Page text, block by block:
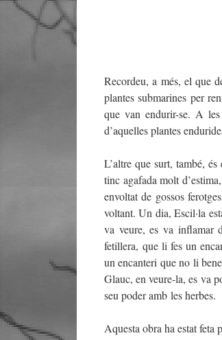
Recordeu, a més, el que
plantes submarines per
que van endurir-se. A
d’aquelles plantes
L’altre que surt, també,
tinc agafada molt
envoltat de gossos
voltant. Un dia, Escil·la
va veure, es va inflamar
fetillera, que li fes un
un encanteri que no li
Glauc, en veure-la, es va
seu poder amb les herbes.
Aquesta obra ha estat feta